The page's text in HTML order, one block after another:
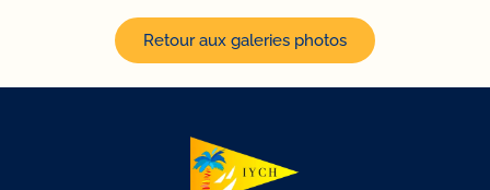
Retour aux galeries photos